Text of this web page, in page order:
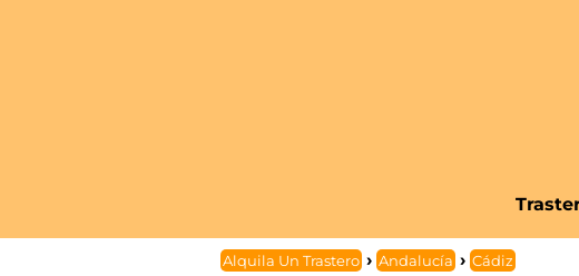
Alquila Un Trastero Andalucía Cádiz